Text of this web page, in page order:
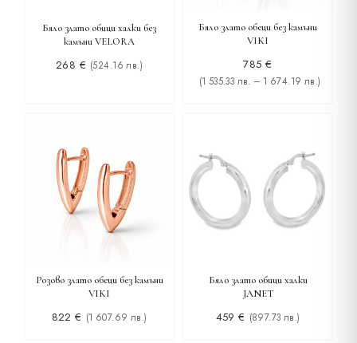
Бяло злато обици халки без
камъни VELORA
268 € (524.16 лв.)
Бяло злато обеци без камъни
VIKI
785€
(1 535.33 лв. – 1 674.19 лв.)
Розово злато обеци без камъни
VIKI
822€ (1 607.69 лв.)
Бяло злато обици халки
JANET
459€ (897.73 лв.)